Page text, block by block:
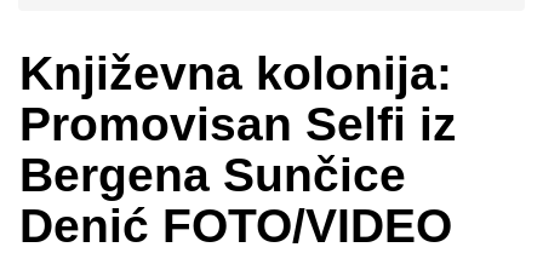
Književna kolonija:
Promovisan Selfi iz
Bergena Sunčice
Denić FOTO/VIDEO